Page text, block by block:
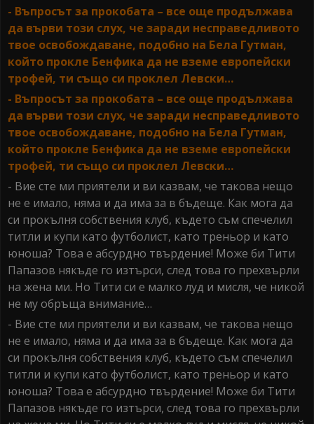
- Въпросът за прокобата – все още продължава
да върви този слух, че заради несправедливото
твое освобождаване, подобно на Бела Гутман,
който прокле Бенфика да не вземе европейски
трофей, ти също си проклел Левски…
- Въпросът за прокобата – все още продължава
да върви този слух, че заради несправедливото
твое освобождаване, подобно на Бела Гутман,
който прокле Бенфика да не вземе европейски
трофей, ти също си проклел Левски…
- Вие сте ми приятели и ви казвам, че такова нещо
не е имало, няма и да има за в бъдеще. Как мога да
си прокълня собствения клуб, където съм спечелил
титли и купи като футболист, като треньор и като
юноша? Това е абсурдно твърдение! Може би Тити
Папазов някъде го изтърси, след това го прехвърли
на жена ми. Но Тити си е малко луд и мисля, че никой
не му обръща внимание…
- Вие сте ми приятели и ви казвам, че такова нещо
не е имало, няма и да има за в бъдеще. Как мога да
си прокълня собствения клуб, където съм спечелил
титли и купи като футболист, като треньор и като
юноша? Това е абсурдно твърдение! Може би Тити
Папазов някъде го изтърси, след това го прехвърли